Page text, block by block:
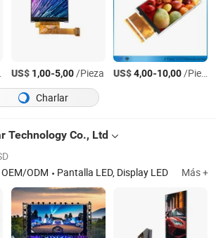
US$ 1,00-5,00/Pieza US$4,00-10,00/Pieza
Charlar
Technology Co., Ltd
OEM/ODM Pantalla LED, Display LED Más +